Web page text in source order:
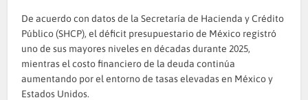
De acuerdo con datos de la Secretaría de Hacienda y Crédito
Público (SHCP), el déficit presupuestario de México registró
uno de sus mayores niveles en décadas durante 2025,
mientras el costo financiero de la deuda continúa
aumentando por el entorno de tasas elevadas en México y
Estados Unidos.